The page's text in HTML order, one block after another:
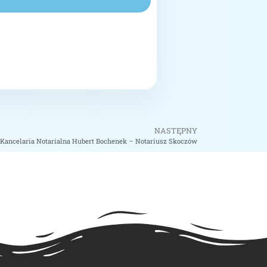
NASTĘPNY
Kancelaria Notarialna Hubert Bochenek – Notariusz Skoczów